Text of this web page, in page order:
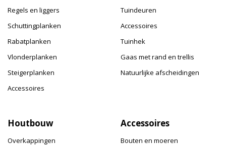
Regels en liggers
Schuttingplanken
Rabatplanken
Vlonderplanken
Steigerplanken
Accessoires
Tuindeuren
Accessoires
Tuinhek
Gaas met rand en trellis
Natuurlijke afscheidingen
Houtbouw
Overkappingen
Accessoires
Bouten en moeren